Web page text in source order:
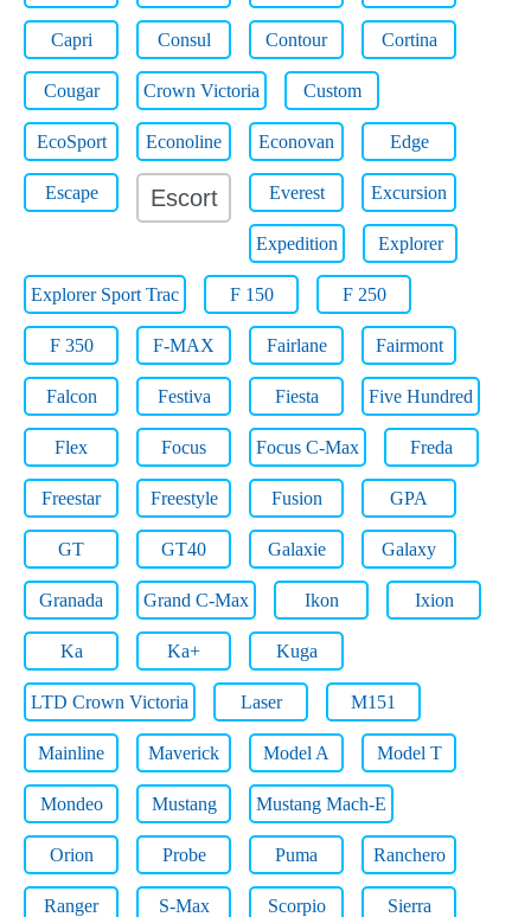
Capri Consul Contour Cortina
Cougar Crown Victoria Custom
EcoSport Econoline Econovan Edge
Escape Escort Everest Excursion
Expedition Explorer
Explorer Sport Trac F 150 F 250
F 350 F-MAX Fairlane Fairmont
Falcon Festiva Fiesta Five Hundred
Flex Focus Focus C-Max Freda
Freestar Freestyle Fusion GPA
GT GT40 Galaxie Galaxy
Granada Grand C-Max Ikon Ixion
Ka Ka+ Kuga
LTD Crown Victoria Laser M151
Mainline Maverick Model A Model T
Mondeo Mustang Mustang Mach-E
Orion Probe Puma Ranchero
Ranger S-Max Scorpio Sierra